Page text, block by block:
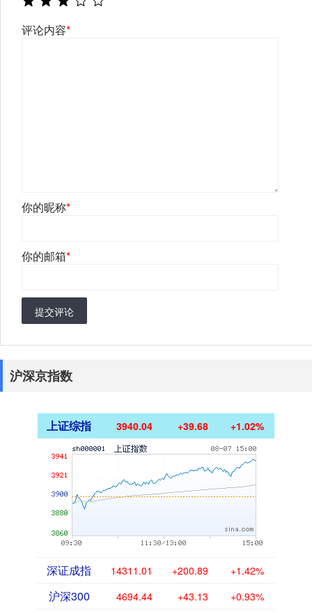
评论内容*
你的昵称*
你的邮箱*
提交评论
沪深京指数
上证综指 3940.04 +39.68 +1.02%
深证成指 14311.01 +200.89 +1.42%
沪深300 4694.44 +43.13 +0.93%